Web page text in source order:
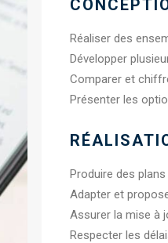
Réaliser des
Développer
Comparer et
Présenter les
Produire des
Adapter et
Assurer la mise à
Respecter les